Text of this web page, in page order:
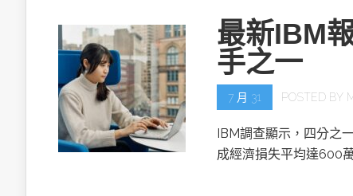
最新IBM
手之一
7 月 31 POSTED BY
IBM調查顯示，四分之
成經濟損失平均達600